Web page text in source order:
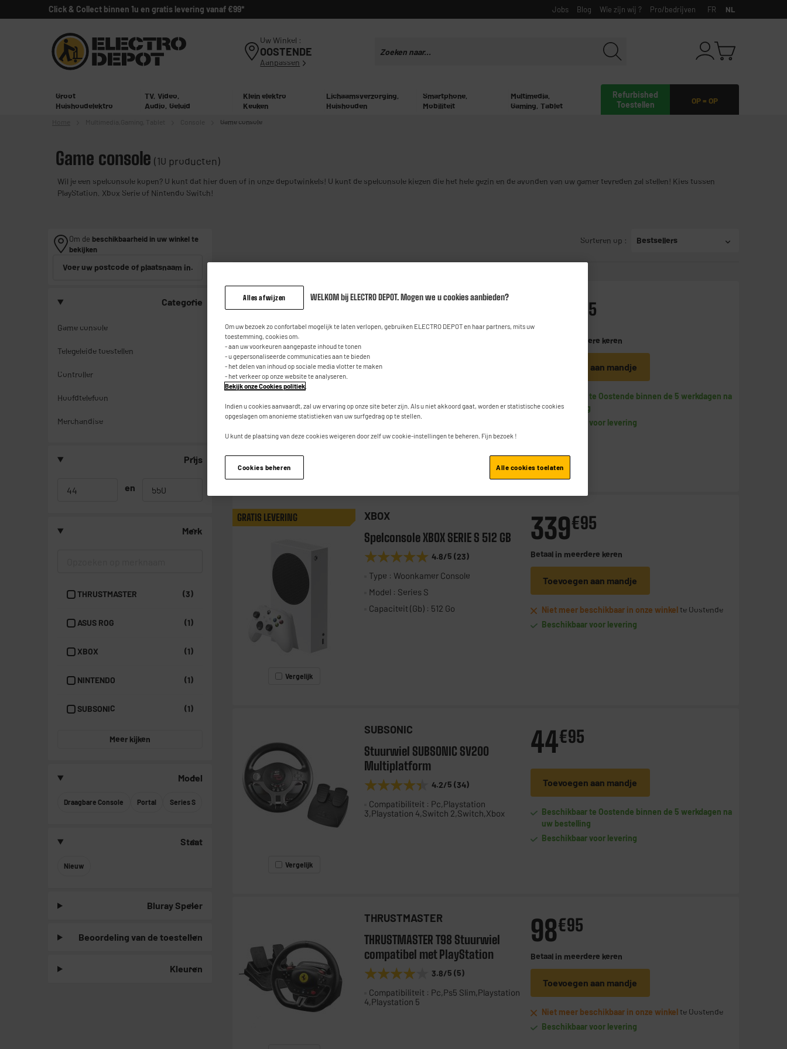
Click & Collect binnen 1u en gratis levering vanaf €99* Jobs Blog Wie zijn wij ? Pro/bedrijven FR NL
Uw Winkel :
OOSTENDE
Aanpassen
OP = OP
Refurbished
Toestellen
Groot
Huishoudelektro
TV, Video,
Audio, Geluid
Klein elektro
Keuken
Lichaamsverzorging,
Huishouden
Smartphone,
Mobiliteit
Multimedia,
Gaming, Tablet
Gaming, Tablet Game console
Game console (10 producten)
Wil je een spelconsole kopen? U kunt dat hier doen of in onze depotwinkels! U kunt de spelconsole kiezen die het hele gezin en de avonden van uw gamer tevreden zal stellen! Kies tussen
PlayStation, Xbox Serie of Nintendo Switch!
Om de beschikbaarheid in uw winkel te
bekijken
Voer uw postcode of plaatsnaam in.
Categorie
Game console
Telegeleide toestellen
Controller
Hoofdtelefoon
Merchandise
Prijs
en
Merk
THRUSTMASTER (3)
ASUS ROG (1)
XBOX (1)
NINTENDO (1)
SUBSONIC (1)
Meer kijken
Model
Draagbare Console Portal Series S
Staat
Nieuw
Bluray Speler
Beoordeling van de toestellen
Kleuren
Sorteren op : Bestsellers
GRATIS LEVERING NINTENDO
Console NINTENDO Switch 2 + 3
Type : Draagbare Console
95
meerdere keren
Toevoegen aan mandje
Beschikbaar te Oostende binnen de 5 werkdagen na
uw bestelling
Beschikbaar voor levering
GRATIS LEVERING
Vergelijk
XBOX
Spelconsole XBOX SERIE S 512 GB
★★★★★
★★★★★ 4.8/5 (23)
Type : Woonkamer Console
Model : Series S
Capaciteit (Gb) : 512 Go
339€95
Betaal in meerdere keren
Toevoegen aan mandje
Niet meer beschikbaar in onze winkel te Oostende
Beschikbaar voor levering
Vergelijk
SUBSONIC
Stuurwiel SUBSONIC SV200
Multiplatform
★★★★★
★★★★★ 4.2/5 (34)
Compatibiliteit : Pc,Playstation
3,Playstation 4,Switch 2,Switch,Xbox
44€95
Toevoegen aan mandje
Beschikbaar te Oostende binnen de 5 werkdagen na
uw bestelling
Beschikbaar voor levering
THRUSTMASTER
THRUSTMASTER T98 Stuurwiel
compatibel met PlayStation
★★★★★
★★★★★ 3.8/5 (5)
Compatibiliteit : Pc,Ps5 Slim,Playstation
4,Playstation 5
98€95
Betaal in meerdere keren
Toevoegen aan mandje
Niet meer beschikbaar in onze winkel te Oostende
Beschikbaar voor levering
Alles afwijzen WELKOM bij ELECTRO DEPOT. Mogen we u cookies aanbieden?
Om uw bezoek zo confortabel mogelijk te laten verlopen, gebruiken ELECTRO DEPOT en haar partners, mits uw
toestemming, cookies om:
- aan uw voorkeuren aangepaste inhoud te tonen
- u gepersonaliseerde communicaties aan te bieden
- het delen van inhoud op sociale media vlotter te maken
- het verkeer op onze website te analyseren.
Bekijk onze Cookies politiek
Indien u cookies aanvaardt, zal uw ervaring op onze site beter zijn. Als u niet akkoord gaat, worden er statistische cookies
opgeslagen om anonieme statistieken van uw surfgedrag op te stellen.
U kunt de plaatsing van deze cookies weigeren door zelf uw cookie-instellingen te beheren. Fijn bezoek !
Cookies beheren Alle cookies toelaten